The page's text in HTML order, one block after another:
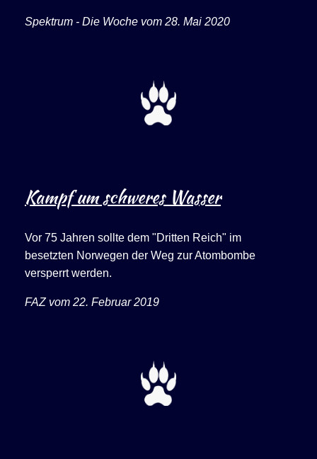
Spektrum - Die Woche vom 28. Mai 2020
Kampf um schweres Wasser
Vor 75 Jahren sollte dem "Dritten Reich" im
besetzten Norwegen der Weg zur Atombombe
versperrt werden.
FAZ vom 22. Februar 2019